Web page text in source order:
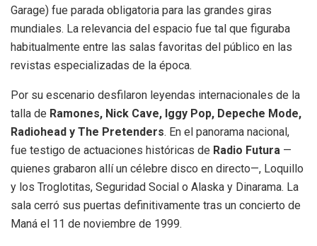
Garage) fue parada obligatoria para las grandes giras
mundiales. La relevancia del espacio fue tal que figuraba
habitualmente entre las salas favoritas del público en las
revistas especializadas de la época.
Por su escenario desfilaron leyendas internacionales de la
talla de Ramones, Nick Cave, Iggy Pop, Depeche Mode,
Radiohead y The Pretenders. En el panorama nacional,
fue testigo de actuaciones históricas de Radio Futura —
quienes grabaron allí un célebre disco en directo—, Loquillo
y los Troglotitas, Seguridad Social o Alaska y Dinarama. La
sala cerró sus puertas definitivamente tras un concierto de
Maná el 11 de noviembre de 1999.